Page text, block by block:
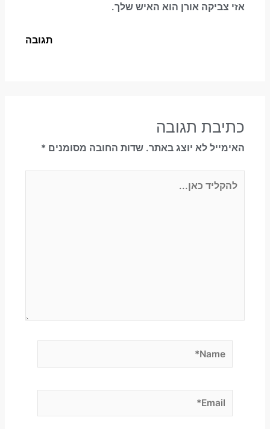
אזי צביקה אורן הוא האיש שלך.
תגובה
כתיבת תגובה
האימייל לא יוצג באתר. שדות החובה מסומנים *
כאן...
Email*